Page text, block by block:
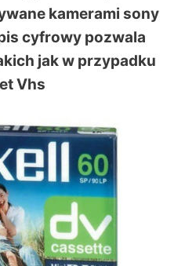
kamerami sony
cyfrowy pozwala
jak w przypadku
Vhs